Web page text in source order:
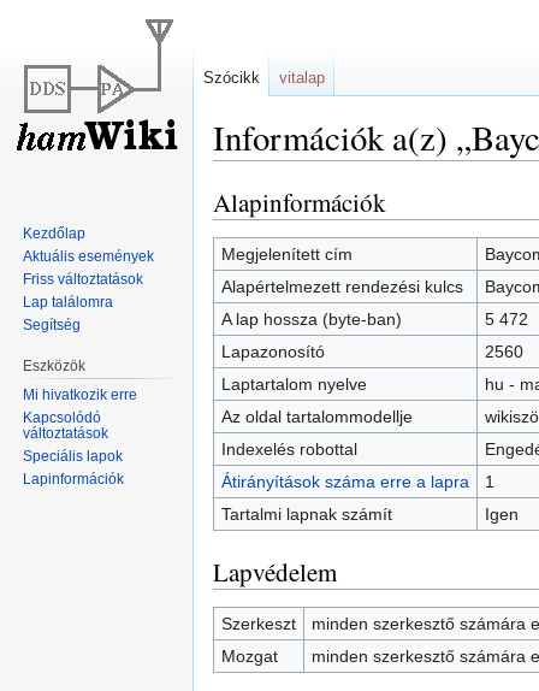
Információk a(z)
Ugrás
a
navigációhoz
Ugrás
a
kereséshez
Alapinformációk
Megjelenített cím
Alapértelmezett rendezési kulcs
A lap hossza (byte-ban)
5 472
Lapazonosító
2560
Laptartalom nyelve
hu -
Az oldal tartalommodellje
Indexelés robottal
Átirányítások száma erre a lapra
1
Tartalmi lapnak számít
Igen
Lapvédelem
Szerkeszt
minden szerkesztő számára
Mozgat
minden szerkesztő számára
Szócikk vitalap
Kezdőlap
Aktuális események
Friss változtatások
Lap találomra
Segítség
Eszközök
Mi hivatkozik erre
Kapcsolódó
változtatások
Speciális lapok
Lapinformációk